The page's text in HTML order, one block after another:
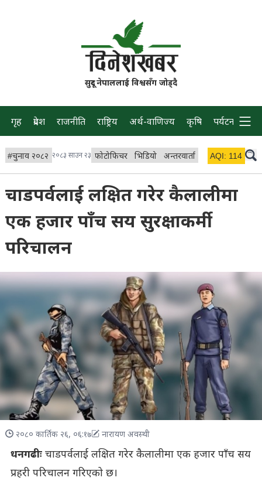
सुदूर नेपाललाई विश्वसँग जोड्दै
गृह प्रदेश राजनीति राष्ट्रिय अर्थ-वाणिज्य कृषि पर्यटन प्रवास
#चुनाव २०८२ २०८३ साउन २३ फोटोफिचर भिडियो अन्तरवार्ता विचार/ब्लग
AQI: 114
चाडपर्वलाई लक्षित गरेर कैलालीमा
एक हजार पाँच सय सुरक्षाकर्मी
परिचालन
२०८० कार्तिक २६, ०६:१७ नारायण अवस्थी
धनगढीःचाडपर्वलाई लक्षित गरेर कैलालीमा एक हजार पाँच सय
प्रहरी परिचालन गरिएको छ।